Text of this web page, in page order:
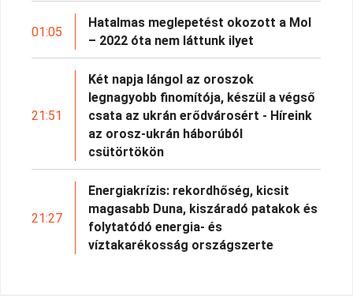
01:05
Hatalmas meglepetést okozott a Mol
– 2022 óta nem láttunk ilyet
21:51
Két napja lángol az oroszok
legnagyobb finomítója, készül a végső
csata az ukrán erődvárosért - Híreink
az orosz-ukrán háborúból
csütörtökön
21:27
Energiakrízis: rekordhőség, kicsit
magasabb Duna, kiszáradó patakok és
folytatódó energia- és
víztakarékosság országszerte